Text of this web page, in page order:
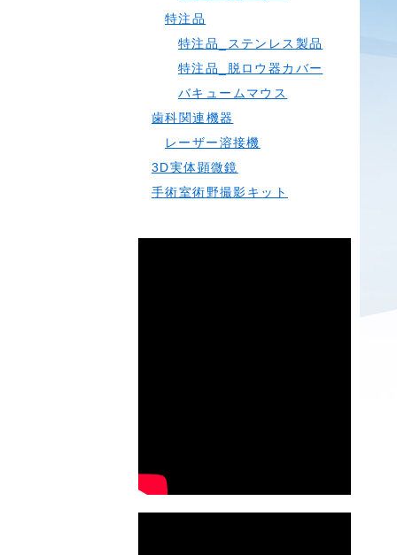
特注品
特注品_ステンレス製品
特注品_脱ロウ器カバー
バキュームマウス
歯科関連機器
レーザー溶接機
3D実体顕微鏡
手術室術野撮影キット